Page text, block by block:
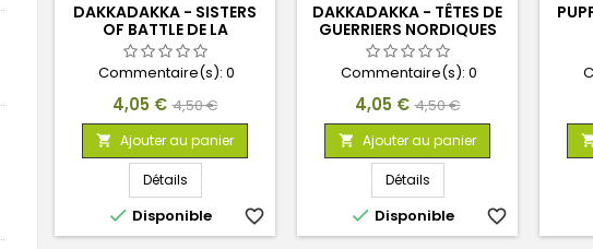
DAKKADAKKA - SISTERS
OF BATTLE DE LA
REPENTANCE - TÊTES DE
BASE 1:48
Commentaire(s): 0
Prix
4,05 € Prix
de
base
4,50 €
 Ajouter au panier
Détails
 Disponible favorite_border
DAKKADAKKA - TÊTES DE
GUERRIERS NORDIQUES
1:48
Commentaire(s): 0
Prix
4,05 € Prix
de
base
4,50 €
 Ajouter au panier
Détails
 Disponible favorite_border